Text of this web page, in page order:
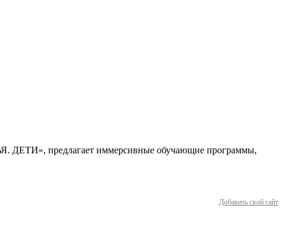
ДЕТИ», предлагает иммерсивные обучающие программы,
Добавить свой сайт